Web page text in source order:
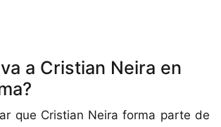
a Cristian Neira en
que Cristian Neira forma parte de